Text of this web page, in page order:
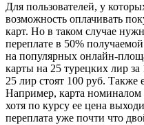
Для пользователей, у
возможность оплачивать
карт. Но в таком случае
переплате в 50%
на популярных онлайн-
карты на 25 турецких лир
25 лир стоят 100 руб. Также
Например, карта номиналом
хотя по курсу ее цена
переплата уже почти что